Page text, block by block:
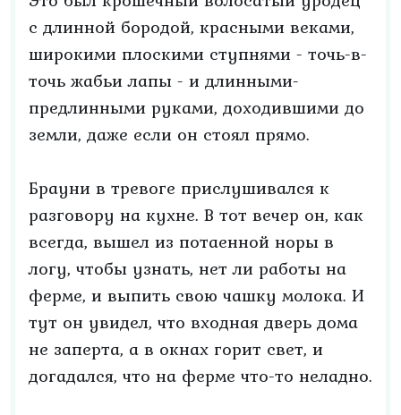
с длинной бородой, красными веками,
широкими плоскими ступнями - точь-в-
точь жабьи лапы - и длинными-
предлинными руками, доходившими до
земли, даже если он стоял прямо.
Брауни в тревоге прислушивался к
разговору на кухне. В тот вечер он, как
всегда, вышел из потаенной норы в
логу, чтобы узнать, нет ли работы на
ферме, и выпить свою чашку молока. И
тут он увидел, что входная дверь дома
не заперта, а в окнах горит свет, и
догадался, что на ферме что-то неладно.